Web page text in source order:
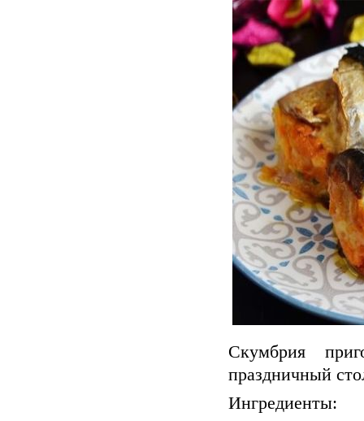
Скумбрия
праздничный
Ингредиенты: